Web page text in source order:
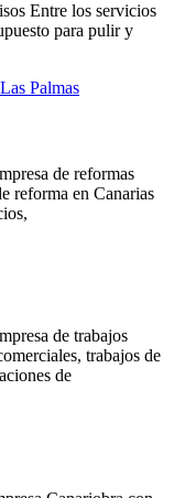
Entre los servicios
para pulir y
de reformas
reforma en Canarias
de trabajos
trabajos de
de